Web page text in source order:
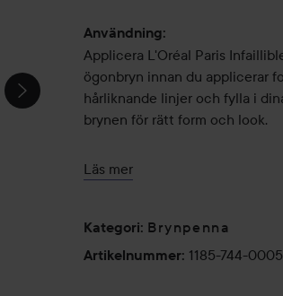
Användning:
Applicera L'Oréal Paris
ögonbryn innan du applicerar
hårliknande linjer och fylla i
brynen för rätt form och look.
1 g
Läs mer
Kategori: Brynpenna
Artikelnummer: 1185-744-0005